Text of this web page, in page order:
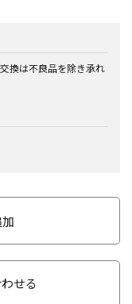
換は不良品を除き承れ
せる